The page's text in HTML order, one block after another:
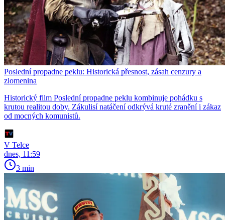
Poslední propadne peklu: Historická přesnost, zásah cenzury a
zlomenina
Historický film Poslední propadne peklu kombinuje pohádku s
krutou realitou doby. Zákulisí natáčení odkrývá kruté zranění i zákaz
od mocných komunistů.
V Telce
dnes, 11:59
3 min